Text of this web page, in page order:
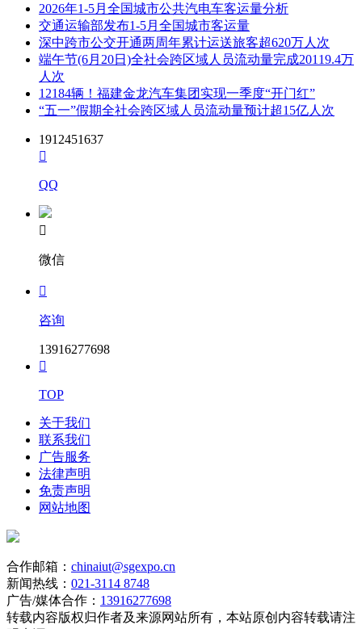
2026年1-5月全国城市公共汽电车客运量分析
交通运输部发布1-5月全国城市客运量
深中跨市公交开通两周年累计运送旅客超620万人次
端午节(6月20日)全社会跨区域人员流动量完成20119.4万
人次
12184辆！福建金龙汽车集团实现一季度“开门红”
“五一”假期全社会跨区域人员流动量预计超15亿人次
1912451637

QQ

微信

咨询
13916277698

TOP
关于我们
联系我们
广告服务
法律声明
免责声明
网站地图
合作邮箱： chinaiut@sgexpo.cn
新闻热线： 021-3114 8748
广告/媒体合作： 13916277698
转载内容版权归作者及来源网站所有，本站原创内容转载请注